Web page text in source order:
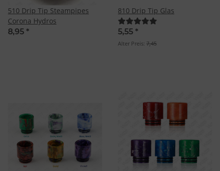
510 Drip Tip Steampipes
Corona Hydros
8,95 *
810 Drip Tip Glas
5,55 *
Alter Preis: 7,45